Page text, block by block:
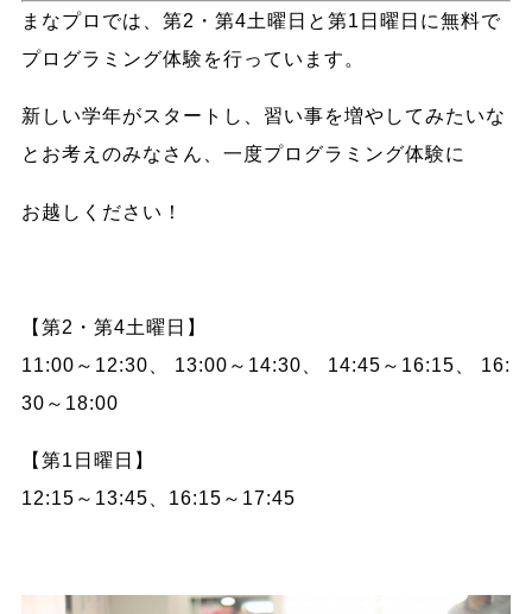
まなプロでは、 第2・第4土曜日 と 第1日曜日 に無料で
プログラミング体験を行っています。
新しい学年がスタートし、習い事を増やしてみたいな
とお考えのみなさん、一度プログラミング体験に
お越しください！
【第2・第4土曜日】
11:00～12:30、
13:00～14:30、 14:45～16:15、
16:
30～18:00
【第1日曜日】
12:15～13:45、 16:15～17:45